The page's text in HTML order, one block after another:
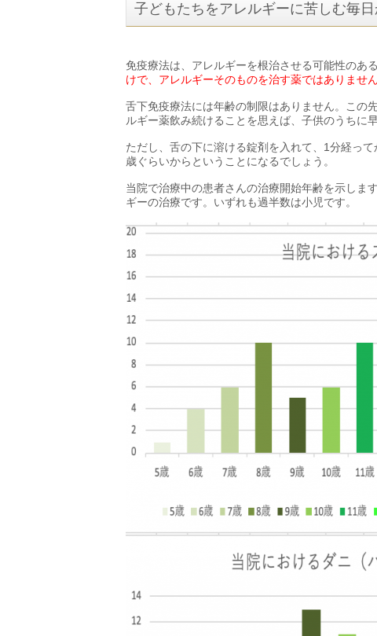
子どもたちをアレルギーに苦しむ毎
免疫療法は、アレルギーを根治させる可能性のあ
けで、アレルギーそのものを治す薬ではありません
舌下免疫療法には年齢の制限はありません。この
ルギー薬飲み続けることを思えば、子供のうちに早
ただし、舌の下に溶ける錠剤を入れて、1分経っ
歳ぐらいからということになるでしょう。
当院で治療中の患者さんの治療開始年齢を示しま
ギーの治療です。いずれも過半数は小児です。